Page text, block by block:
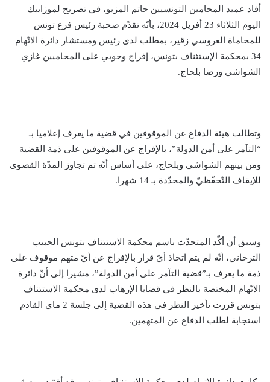
أفاد عميد المحامين التونسيين حاتم المزيو، في تصريح لموزاييك
اليوم الثلاثاء 23 أفريل 2024، بأنّه تقدّم صحبة رئيس فرع تونس
للمحاماة العروسي زقير، بمطلب لدى رئيس ومستشار دائرة الاتّهام
34 بمحكمة الإستئناف بتونس، إفراج وجوبي على المحاميين غازي
الشواشي ورضا بلحاج.
وتطالب هيئة الدفاع عن الموقوفين في قضية ما يعرف إعلاميا بـ
“التآمر على أمن الدولة”، بالإفراج عن الموقوفين على ذمة القضية
ومن بينهم الشواشي وبلحاج، على أساس أنّه تم تجاوز المدّة القصوى
للإيقاف التّحفّظيّ والمحدّدة بـ 14 شهرا.
وسبق أن أكّد المتحدّث باسم محكمة الاستئناف بتونس الحبيب
الترخاني، أنّه لم يتم اتخاذ أيّ قرار بالإفراج عن أيّ متهم موقوف على
ذمة ما يعرف بـ”قضية التآمر على أمن الدولة”، مشيرا إلى أنّ دائرة
الاتّهام المختصة بالنظر في قضايا الإرهاب لدى محكمة الاستئناف
بتونس قررت تأخير النظر في هذه القضية إلى جلسة 2 ماي القادم
استجابة لطلب الدفاع عن المتهمين.